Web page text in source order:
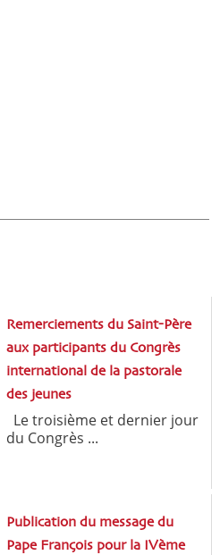
Remerciements du Saint-Père
aux participants du Congrès
international de la pastorale
des jeunes
Le troisième et dernier jour
du Congrès ...
Publication du message du
Pape François pour la IVème